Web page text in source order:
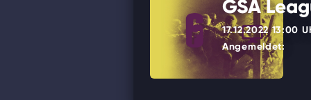
GSA
17.12.2022 13:00
Angemeldet: